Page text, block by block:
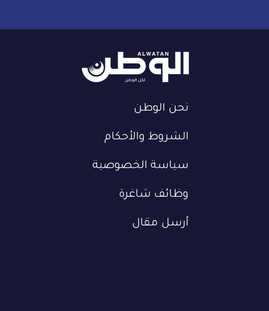
نحن الوطن
الشروط والأحكام
سياسة الخصوصية
وظائف شاغرة
أرسل مقال